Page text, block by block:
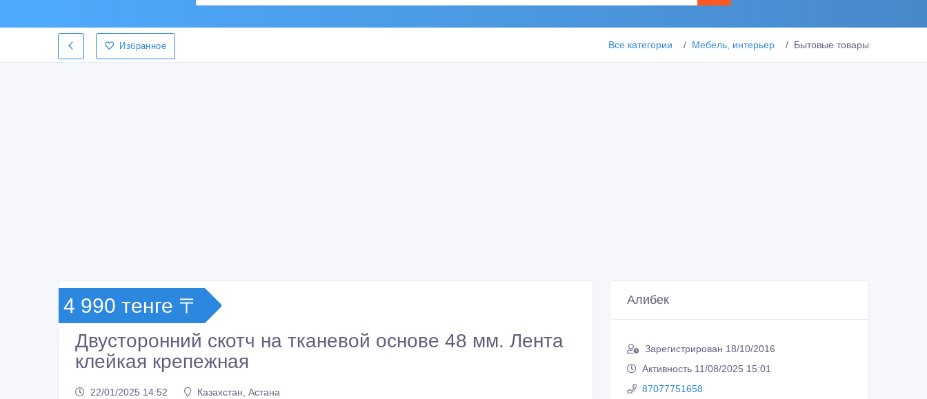
Избранное Все категории Мебель, интерьер Бытовые товары
4 990 тенге 〒
Двусторонний скотч на тканевой основе 48 мм. Лента
клейкая крепежная
22/01/2025 14:52
Казахстан, Астана
Алибек
Зарегистрирован 18/10/2016
Активность 11/08/2025 15:01
87077751658